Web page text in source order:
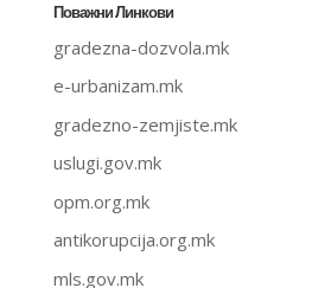
Поважни Линкови
gradezna-dozvola.mk
e-urbanizam.mk
gradezno-zemjiste.mk
uslugi.gov.mk
opm.org.mk
antikorupcija.org.mk
mls.gov.mk